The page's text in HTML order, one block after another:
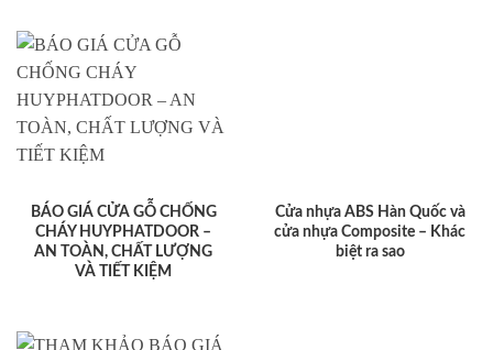
BÁO GIÁ CỬA GỖ CHỐNG
CHÁY HUYPHATDOOR –
AN TOÀN, CHẤT LƯỢNG
VÀ TIẾT KIỆM
Cửa nhựa ABS Hàn Quốc và
cửa nhựa Composite – Khác
biệt ra sao